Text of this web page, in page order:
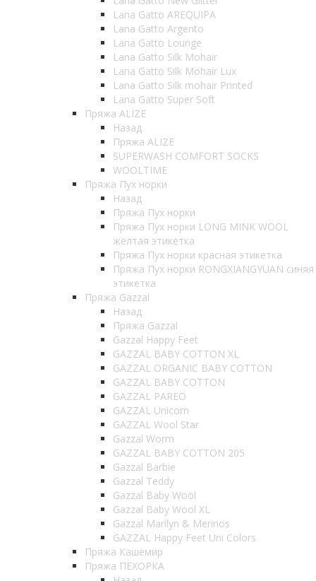
Lana Gatto AREQUIPA
Lana Gatto Argento
Lana Gatto Lounge
Lana Gatto Silk Mohair
Lana Gatto Silk Mohair Lux
Lana Gatto Silk mohair Printed
Lana Gatto Super Soft
Пряжа ALIZE
Назад
Пряжа ALIZE
SUPERWASH COMFORT SOCKS
WOOLTIME
Пряжа Пух норки
Назад
Пряжа Пух норки
Пряжа Пух норки LONG MINK WOOL
желтая этикетка
Пряжа Пух норки красная этикетка
Пряжа Пух норки RONGXIANGYUAN синяя
этикетка
Пряжа Gazzal
Назад
Пряжа Gazzal
Gazzal Happy Feet
GAZZAL BABY COTTON XL
GAZZAL ORGANIC BABY COTTON
GAZZAL BABY COTTON
GAZZAL PAREO
GAZZAL Unicorn
GAZZAL Wool Star
Gazzal Worm
GAZZAL BABY COTTON 205
Gazzal Barbie
Gazzal Teddy
Gazzal Baby Wool
Gazzal Baby Wool XL
Gazzal Marilyn & Merinos
GAZZAL Happy Feet Uni Colors
Пряжа Кашемир
Пряжа ПЕХОРКА